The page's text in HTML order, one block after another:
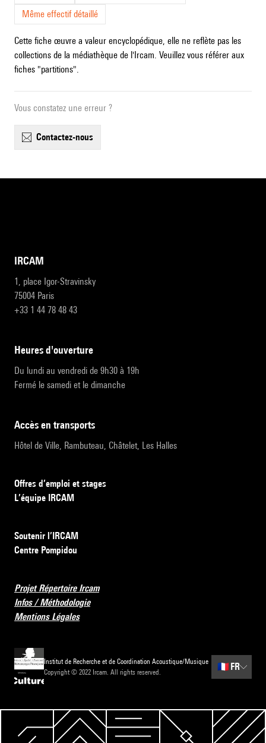
Même effectif détaillé
Cette fiche œuvre a valeur encyclopédique, elle ne reflète pas les
collections de la médiathèque de l'Ircam. Veuillez vous référer aux
fiches "partitions".
Vous constatez une erreur ?
contactez-nous
IRCAM
1, place Igor-Stravinsky
75004 Paris
+33 1 44 78 48 43
heures d'ouverture
Du lundi au vendredi de 9h30 à 19h
Fermé le samedi et le dimanche
accès en transports
Hôtel de Ville, Rambuteau, Châtelet, Les Halles
Offres d’emploi et stages
L’équipe IRCAM
Soutenir l’IRCAM
Centre Pompidou
Projet Répertoire Ircam
Infos / Méthodologie
Mentions Légales
Institut de Recherche et de Coordination Acoustique/Musique
Copyright © 2022 Ircam. All rights reserved.
🇫🇷 FR